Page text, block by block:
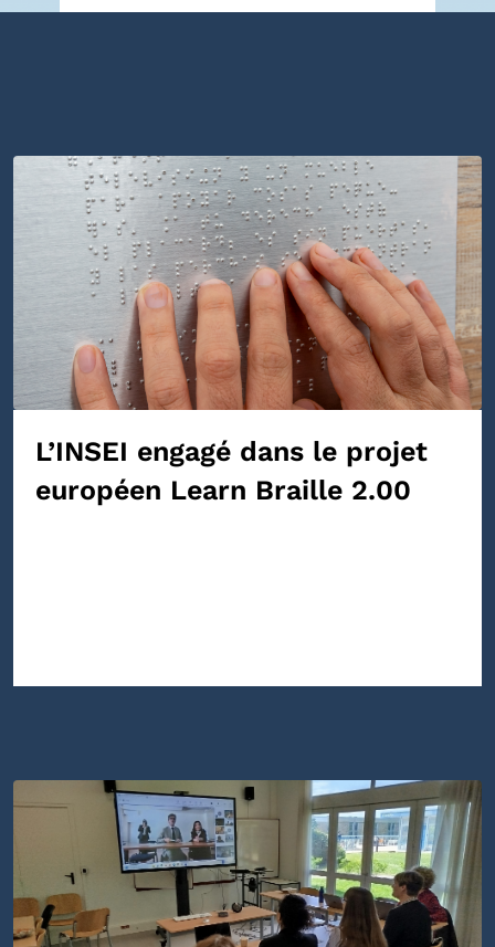
L’INSEI engagé dans le projet
européen Learn Braille 2.00